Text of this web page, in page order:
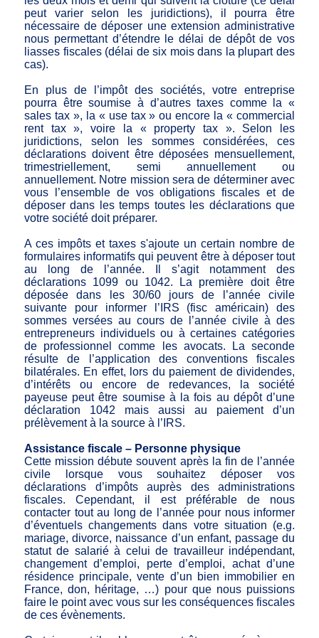
peut varier selon les juridictions), il pourra être
nécessaire de déposer une extension administrative
nous permettant d’étendre le délai de dépôt de vos
liasses fiscales (délai de six mois dans la plupart des
cas).
En plus de l’impôt des sociétés, votre entreprise
pourra être soumise à d’autres taxes comme la «
sales tax », la « use tax » ou encore la « commercial
rent tax », voire la « property tax ». Selon les
juridictions, selon les sommes considérées, ces
déclarations doivent être déposées mensuellement,
trimestriellement, semi annuellement ou
annuellement. Notre mission sera de déterminer avec
vous l’ensemble de vos obligations fiscales et de
déposer dans les temps toutes les déclarations que
votre société doit préparer.
A ces impôts et taxes s'ajoute un certain nombre de
formulaires informatifs qui peuvent être à déposer tout
au long de l’année. Il s’agit notamment des
déclarations 1099 ou 1042. La première doit être
déposée dans les 30/60 jours de l’année civile
suivante pour informer l’IRS (fisc américain) des
sommes versées au cours de l’année civile à des
entrepreneurs individuels ou à certaines catégories
de professionnel comme les avocats. La seconde
résulte de l’application des conventions fiscales
bilatérales. En effet, lors du paiement de dividendes,
d’intérêts ou encore de redevances, la société
payeuse peut être soumise à la fois au dépôt d’une
déclaration 1042 mais aussi au paiement d’un
prélèvement à la source à l’IRS.
Assistance fiscale – Personne physique
Cette mission débute souvent après la fin de l’année
civile lorsque vous souhaitez déposer vos
déclarations d’impôts auprès des administrations
fiscales. Cependant, il est préférable de nous
contacter tout au long de l’année pour nous informer
d’éventuels changements dans votre situation (e.g.
mariage, divorce, naissance d’un enfant, passage du
statut de salarié à celui de travailleur indépendant,
changement d’emploi, perte d’emploi, achat d’une
résidence principale, vente d’un bien immobilier en
France, don, héritage, …) pour que nous puissions
faire le point avec vous sur les conséquences fiscales
de ces évènements.